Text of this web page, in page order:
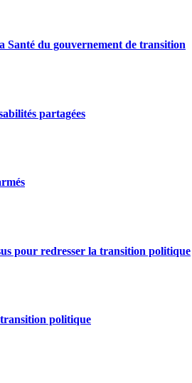
Santé du gouvernement de transition
partagées
pour redresser la transition politique
politique